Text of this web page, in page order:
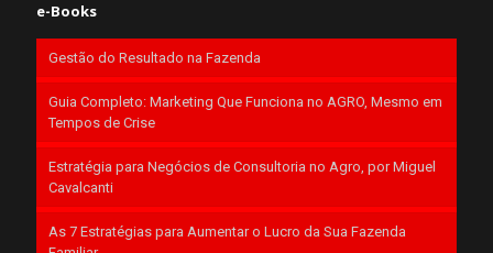
e-Books
Gestão do Resultado na Fazenda
Guia Completo: Marketing Que Funciona no AGRO, Mesmo em
Tempos de Crise
Estratégia para Negócios de Consultoria no Agro, por Miguel
Cavalcanti
As 7 Estratégias para Aumentar o Lucro da Sua Fazenda